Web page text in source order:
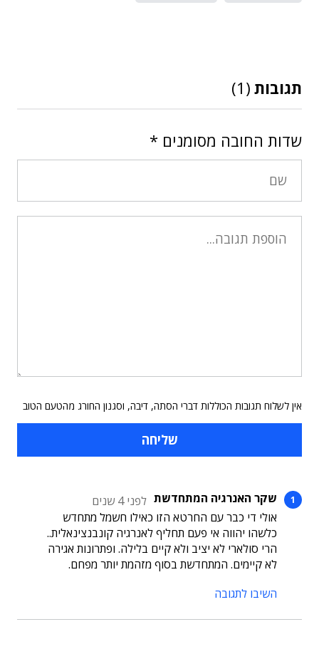
תגובות (1)
שדות החובה מסומנים *
אין לשלוח תגובות הכוללות דברי הסתה, דיבה, וסגנון החורג מהטעם הטוב
שקר האנרגיה המתחדשת לפני 4 שנים
אולי די כבר עם החרטא הזו כאילו חשמל מתחדש
כלשהו יהווה אי פעם תחליף לאנרגיה קונבנצינאלית..
הרי סולארי לא יציב ולא קיים בלילה. ופתרונות אגירה
לא קיימים. המתחדשת בסוף מזהמת יותר מפחם.
השיבו לתגובה